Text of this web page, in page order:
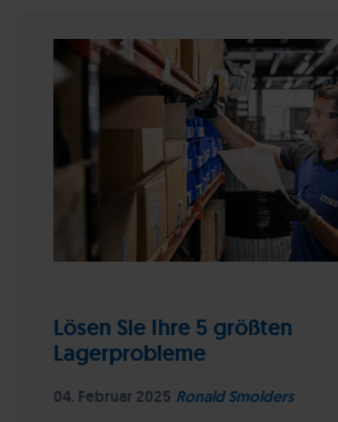
Lösen Sie Ihre 5 größten
Lagerprobleme
04. Februar 2025 Ronald Smolders